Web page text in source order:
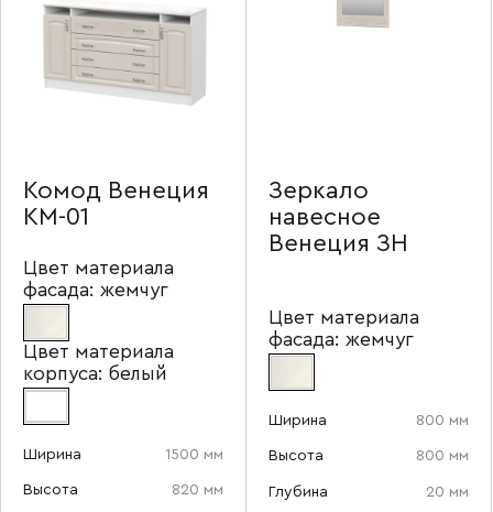
Комод Венеция
КМ-01
Цвет материала
фасада: жемчуг
Цвет материала
корпуса: белый
Ширина 1500 мм
Высота 820 мм
Зеркало
навесное
Венеция ЗН
Цвет материала
фасада: жемчуг
Ширина 800 мм
Высота 800 мм
Глубина 20 мм
Ваше имя
Наименование организации